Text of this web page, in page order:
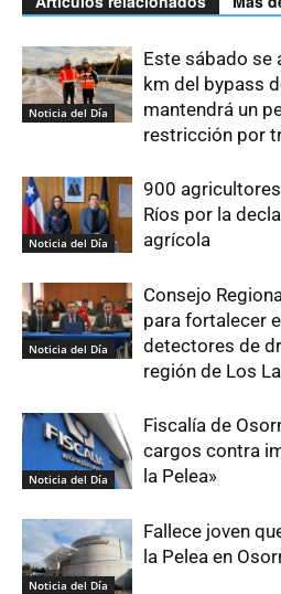
Noticia del Día
Este sábado se
km del bypass
mantendrá un
restricción por
Noticia del Día
900
Ríos por la
agrícola
Noticia del Día
Consejo
para fortalecer
detectores de
región de Los
Noticia del Día
Fiscalía de
cargos contra
la Pelea»
Noticia del Día
Fallece joven
la Pelea en